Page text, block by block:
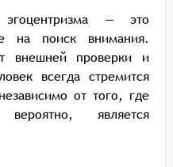
эгоцентризма — это
на поиск внимания.
внешней проверки и
всегда стремится
от того, где
является